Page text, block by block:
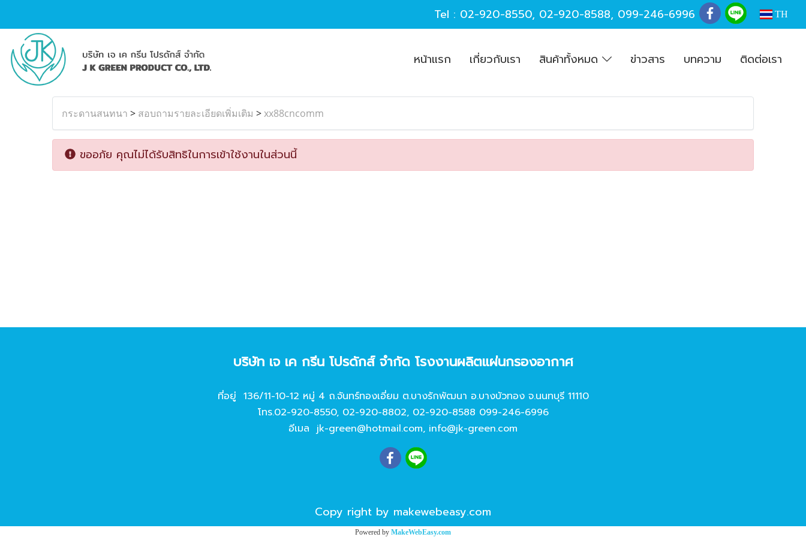
Tel : 02-920-8550, 02-920-8588, 099-246-6996 TH
หน้าแรก เกี่ยวกับเรา สินค้าทั้งหมด ข่าวสาร บทความ ติดต่อเรา
กระดานสนทนา > สอบถามรายละเอียดเพิ่มเติม >xx88cncomm
ขออภัย คุณไม่ได้รับสิทธิในการเข้าใช้งานในส่วนนี้
บริษัท เจ เค กรีน โปรดักส์ จํากัด โรงงานผลิตแผ่นกรองอากาศ
ที่อยู่ 136/11-10-12 หมู่ 4 ถ.จันทร์ทองเอี่ยม ต.บางรักพัฒนา อ.บางบัวทอง จ.นนทบุรี 11110
โทร.02-920-8550, 02-920-8802, 02-920-8588 099-246-6996
อีเมล jk-green@hotmail.com, info@jk-green.com
Copy right by makewebeasy.com
Powered by MakeWebEasy.com